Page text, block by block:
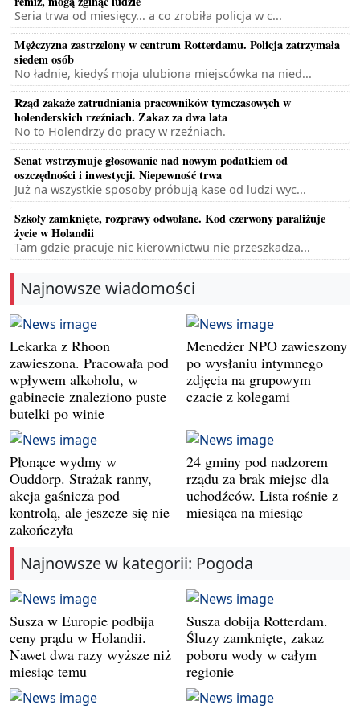
Seria trwa od miesięcy... a co zrobiła policja w c...
Mężczyzna zastrzelony w centrum Rotterdamu. Policja zatrzymała
siedem osób
No ładnie, kiedyś moja ulubiona miejscówka na nied...
Rząd zakaże zatrudniania pracowników tymczasowych w
holenderskich rzeźniach. Zakaz za dwa lata
No to Holendrzy do pracy w rzeźniach.
Senat wstrzymuje głosowanie nad nowym podatkiem od
oszczędności i inwestycji. Niepewność trwa
Już na wszystkie sposoby próbują kase od ludzi wyc...
Szkoły zamknięte, rozprawy odwołane. Kod czerwony paraliżuje
życie w Holandii
Tam gdzie pracuje nic kierownictwu nie przeszkadza...
Najnowsze wiadomości
Lekarka z Rhoon
zawieszona. Pracowała pod
wpływem alkoholu, w
gabinecie znaleziono puste
butelki po winie
Menedżer NPO zawieszony
po wysłaniu intymnego
zdjęcia na grupowym
czacie z kolegami
Płonące wydmy w
Ouddorp. Strażak ranny,
akcja gaśnicza pod
kontrolą, ale jeszcze się nie
zakończyła
24 gminy pod nadzorem
rządu za brak miejsc dla
uchodźców. Lista rośnie z
miesiąca na miesiąc
Najnowsze w kategorii: Pogoda
Susza w Europie podbija
ceny prądu w Holandii.
Nawet dwa razy wyższe niż
miesiąc temu
Susza dobija Rotterdam.
Śluzy zamknięte, zakaz
poboru wody w całym
regionie